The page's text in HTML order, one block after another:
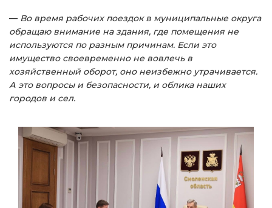
— Во время рабочих поездок в муниципальные округа
обращаю внимание на здания, где помещения не
используются по разным причинам. Если это
имущество своевременно не вовлечь в
хозяйственный оборот, оно неизбежно утрачивается.
А это вопросы и безопасности, и облика наших
городов и сел.